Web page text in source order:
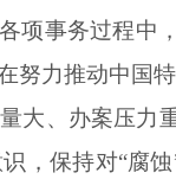
项事务过程中
力推动中国
大、办案压力
，保持对“腐